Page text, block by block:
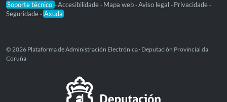
Soporte técnico -Accesibilidade - Mapa web -Aviso legal - Privacidade -
Seguridade - Axuda
© 2026 Plataforma de Administración Electrónica · Deputación Provincial da
Coruña